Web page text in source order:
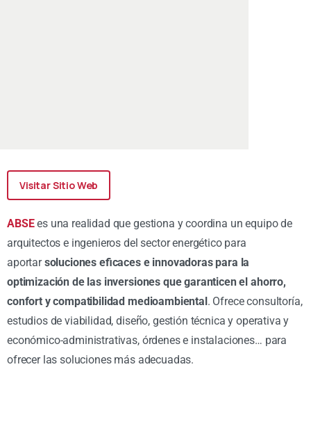
Visitar Sitio Web
ABSEes una realidad que gestiona y coordina un equipo de
arquitectos e ingenieros del sector energético para
aportarsoluciones eficaces e innovadoras para la
optimización de las inversiones que garanticen el ahorro,
confort y compatibilidad medioambiental . Ofrece consultoría,
estudios de viabilidad, diseño, gestión técnica y operativa y
económico-administrativas, órdenes e instalaciones… para
ofrecer las soluciones más adecuadas.